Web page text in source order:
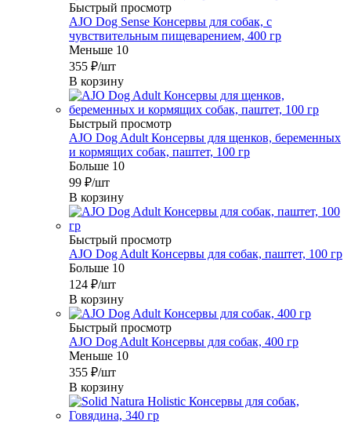
Быстрый просмотр
AJO Dog Sense Консервы для собак, с
чувствительным пищеварением, 400 гр
Меньше 10
355 ₽/шт
В корзину
Быстрый просмотр
AJO Dog Adult Консервы для щенков, беременных
и кормящих собак, паштет, 100 гр
Больше 10
99 ₽/шт
В корзину
Быстрый просмотр
AJO Dog Adult Консервы для собак, паштет, 100 гр
Больше 10
124 ₽/шт
В корзину
Быстрый просмотр
AJO Dog Adult Консервы для собак, 400 гр
Меньше 10
355 ₽/шт
В корзину